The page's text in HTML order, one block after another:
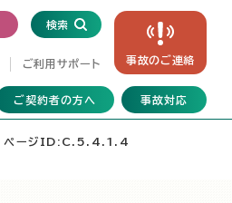
検索
事故のご連絡
ご利用サポート
ご契約者の方へ 事故対応
ページID:C.5.4.1.4